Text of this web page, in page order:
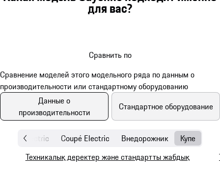
для вас?
Сравнить по
Данные о
производительности
Стандартное оборудование
SUV Electric Coupé Electric Внедорожник
Купе
Техникалық деректер және стандартты жабдық